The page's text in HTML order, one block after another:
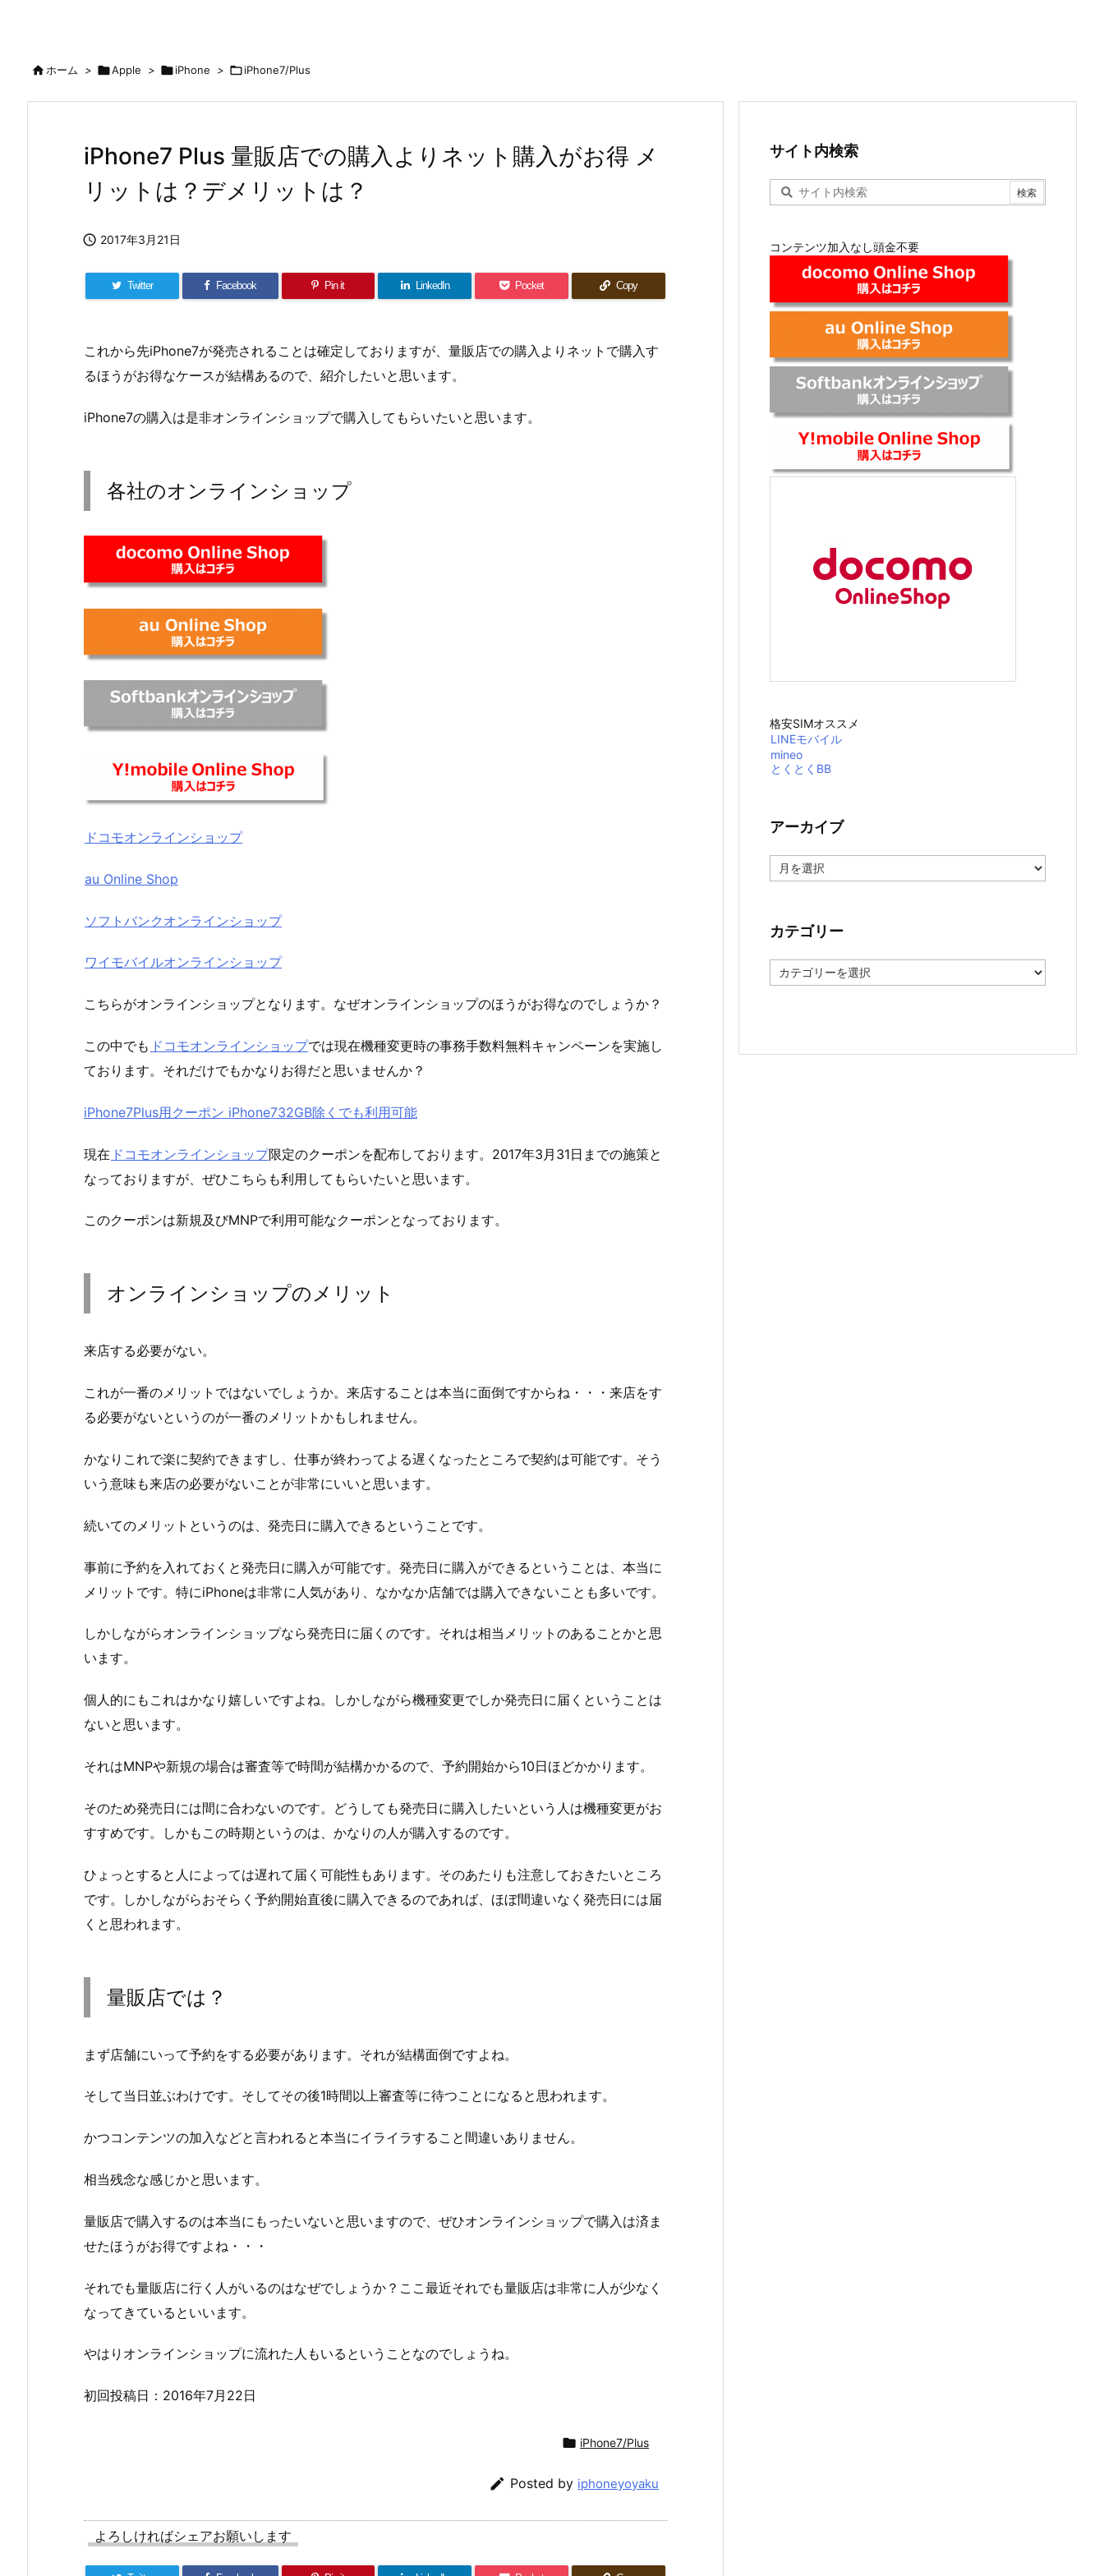
ホーム > Apple > iPhone > iPhone7/Plus
iPhone7 Plus 量販店での購入よりネット購入がお得 メ
リットは？デメリットは？
 2017年3月21日
Twitter Facebook Pin it LinkedIn Pocket Copy
これから先iPhone7が発売されることは確定しておりますが、量販店での購入よりネットで購入す
るほうがお得なケースが結構あるので、紹介したいと思います。
iPhone7の購入は是非オンラインショップで購入してもらいたいと思います。
各社のオンラインショップ
ドコモオンラインショップ
au Online Shop
ソフトバンクオンラインショップ
ワイモバイルオンラインショップ
こちらがオンラインショップとなります。なぜオンラインショップのほうがお得なのでしょうか？
この中でも ドコモオンラインショップでは現在機種変更時の事務手数料無料キャンペーンを実施し
ております。それだけでもかなりお得だと思いませんか？
iPhone7Plus用クーポン iPhone732GB除くでも利用可能
現在 ドコモオンラインショップ限定のクーポンを配布しております。2017年3月31日までの施策と
なっておりますが、ぜひこちらも利用してもらいたいと思います。
このクーポンは新規及びMNPで利用可能なクーポンとなっております。
オンラインショップのメリット
来店する必要がない。
これが一番のメリットではないでしょうか。来店することは本当に面倒ですからね・・・来店をす
る必要がないというのが一番のメリットかもしれません。
かなりこれで楽に契約できますし、仕事が終わってよる遅くなったところで契約は可能です。そう
いう意味も来店の必要がないことが非常にいいと思います。
続いてのメリットというのは、発売日に購入できるということです。
事前に予約を入れておくと発売日に購入が可能です。発売日に購入ができるということは、本当に
メリットです。特にiPhoneは非常に人気があり、なかなか店舗では購入できないことも多いです。
しかしながらオンラインショップなら発売日に届くのです。それは相当メリットのあることかと思
います。
個人的にもこれはかなり嬉しいですよね。しかしながら機種変更でしか発売日に届くということは
ないと思います。
それはMNPや新規の場合は審査等で時間が結構かかるので、予約開始から10日ほどかかります。
そのため発売日には間に合わないのです。どうしても発売日に購入したいという人は機種変更がお
すすめです。しかもこの時期というのは、かなりの人が購入するのです。
ひょっとすると人によっては遅れて届く可能性もあります。そのあたりも注意しておきたいところ
です。しかしながらおそらく予約開始直後に購入できるのであれば、ほぼ間違いなく発売日には届
くと思われます。
量販店では？
まず店舗にいって予約をする必要があります。それが結構面倒ですよね。
そして当日並ぶわけです。そしてその後1時間以上審査等に待つことになると思われます。
かつコンテンツの加入などと言われると本当にイライラすること間違いありません。
相当残念な感じかと思います。
量販店で購入するのは本当にもったいないと思いますので、ぜひオンラインショップで購入は済ま
せたほうがお得ですよね・・・
それでも量販店に行く人がいるのはなぜでしょうか？ここ最近それでも量販店は非常に人が少なく
なってきているといいます。
やはりオンラインショップに流れた人もいるということなのでしょうね。
初回投稿日：2016年7月22日
 iPhone7/Plus
 Posted by iphoneyoyaku
よろしければシェアお願いします
サイト内検索
コンテンツ加入なし頭金不要
格安SIMオススメ
LINEモバイル
mineo
とくとくBB
アーカイブ
ー
ブ
カテゴリー
テ